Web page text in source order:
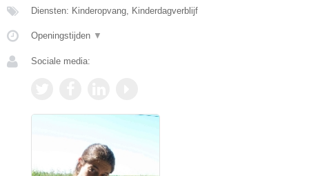
Diensten: Kinderopvang, Kinderdagverblijf
Openingstijden ▼
Sociale media: